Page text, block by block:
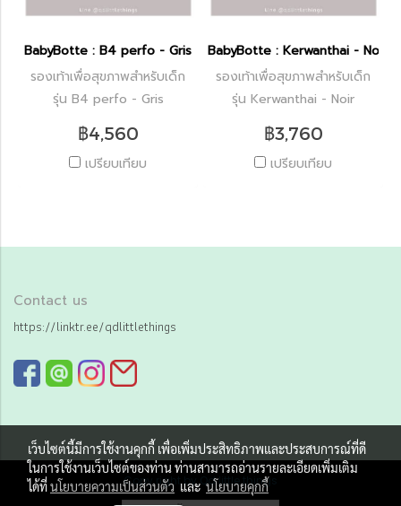
BabyBotte : B4 perfo - Gris
รองเท้าเพื่อสุขภาพสำหรับเด็ก
รุ่น B4 perfo - Gris
฿4,560
เปรียบเทียบ
BabyBotte : Kerwanthai - Noir
รองเท้าเพื่อสุขภาพสำหรับเด็ก
รุ่น Kerwanthai - Noir
฿3,760
เปรียบเทียบ
Contact us
https://linktr.ee/qdlittlethings
Copy right by Qd little things
เว็บไซต์นี้มีการใช้งานคุกกี้ เพื่อเพิ่มประสิทธิภาพและประสบการณ์ที่ดี
ในการใช้งานเว็บไซต์ของท่าน ท่านสามารถอ่านรายละเอียดเพิ่มเติม
ได้ที่นโยบายความเป็นส่วนตัว และ นโยบายคุกกี้